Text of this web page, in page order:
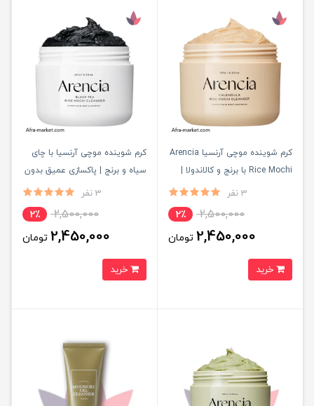
کرم شوینده موچی آرنسیا Arencia
Rice Mochi با برنج و کالاندولا |
پاکسازی عمیق بدون خشکی و ضد
3 نفر
2,500,000 2٪
2,450,000 تومان
کرم شوینده موچی آرنسیا با چای
سیاه و برنج | پاکسازی عمیق بدون
خشکی پوست لصل
3 نفر
2,500,000 2٪
2,450,000 تومان